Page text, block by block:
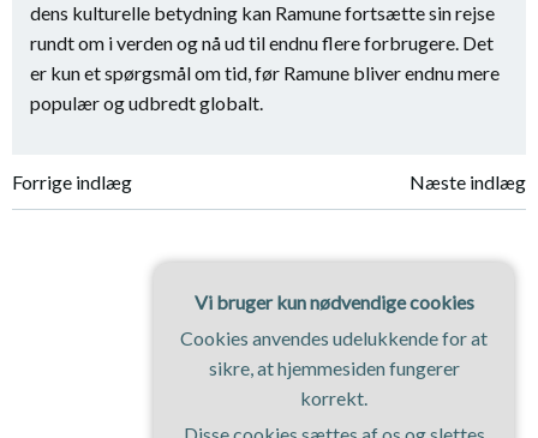
dens kulturelle betydning kan Ramune fortsætte sin rejse
rundt om i verden og nå ud til endnu flere forbrugere. Det
er kun et spørgsmål om tid, før Ramune bliver endnu mere
populær og udbredt globalt.
Indlægsnavigation
Forrige indlæg Næste indlæg
Vi bruger kun nødvendige cookies
Cookies anvendes udelukkende for at
sikre, at hjemmesiden fungerer
korrekt.